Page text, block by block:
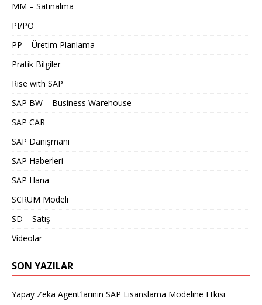
MM – Satınalma
PI/PO
PP – Üretim Planlama
Pratik Bilgiler
Rise with SAP
SAP BW – Business Warehouse
SAP CAR
SAP Danışmanı
SAP Haberleri
SAP Hana
SCRUM Modeli
SD – Satış
Videolar
SON YAZILAR
Yapay Zeka Agent’larının SAP Lisanslama Modeline Etkisi